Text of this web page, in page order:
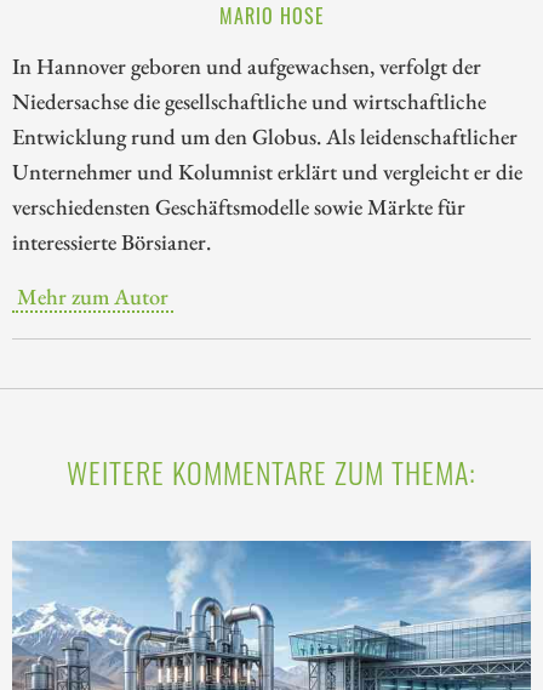
MARIO HOSE
In Hannover geboren und aufgewachsen, verfolgt der
Niedersachse die gesellschaftliche und wirtschaftliche
Entwicklung rund um den Globus. Als leidenschaftlicher
Unternehmer und Kolumnist erklärt und vergleicht er die
verschiedensten Geschäftsmodelle sowie Märkte für
interessierte Börsianer.
Mehr zum Autor
WEITERE KOMMENTARE ZUM THEMA: